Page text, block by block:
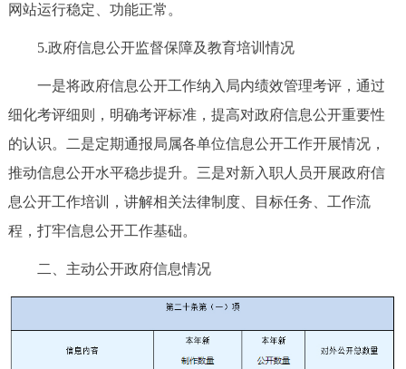
网站运行稳定、功能正常。
5.政府信息公开监督保障及教育培训情况
一是将政府信息公开工作纳入局内绩效管理考评，通过
细化考评细则，明确考评标准，提高对政府信息公开重要性
的认识。二是定期通报局属各单位信息公开工作开展情况，
推动信息公开水平稳步提升。三是对新入职人员开展政府信
息公开工作培训，讲解相关法律制度、目标任务、工作流
程，打牢信息公开工作基础。
二、主动公开政府信息情况